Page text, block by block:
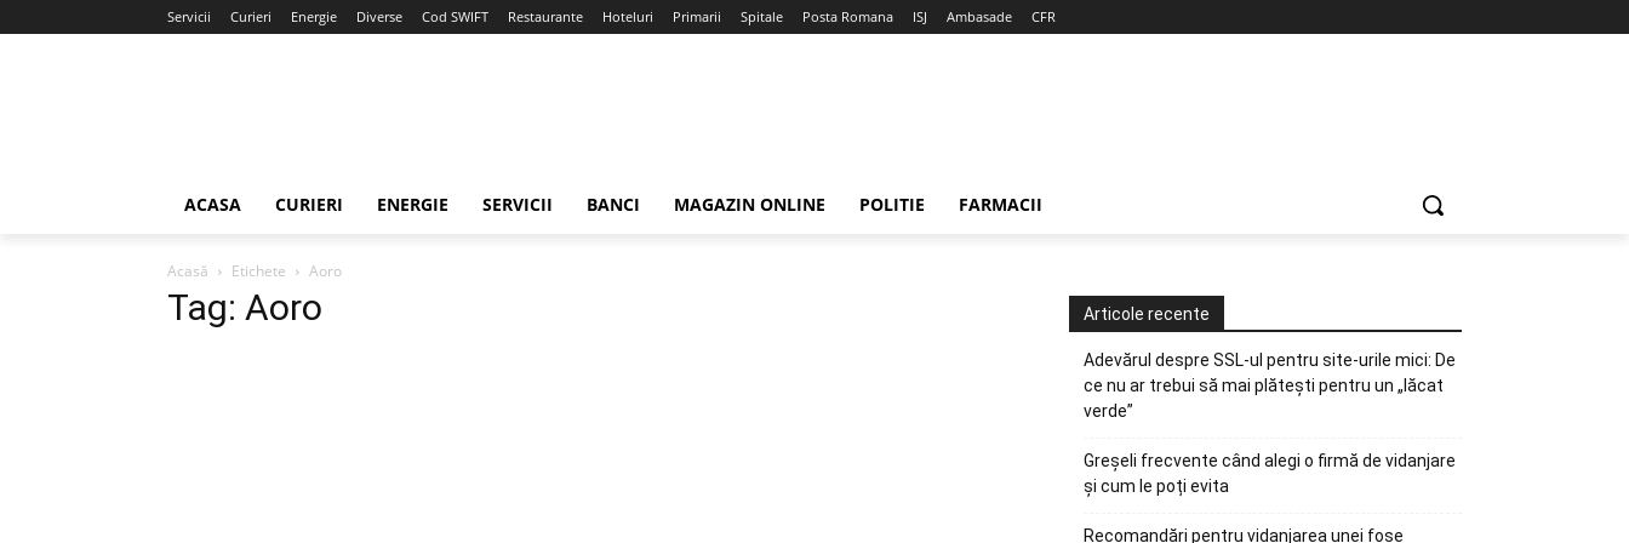
Servicii Curieri Energie Diverse Cod SWIFT Restaurante Hoteluri Primarii Spitale Posta Romana ISJ Ambasade CFR
ACASA CURIERI ENERGIE SERVICII BANCI MAGAZIN ONLINE POLITIE FARMACII
Acasă Etichete Aoro
Tag: Aoro Articole recente
Adevărul despre SSL-ul pentru site-urile mici: De
ce nu ar trebui să mai plătești pentru un „lăcat
verde”
Greșeli frecvente când alegi o firmă de vidanjare
și cum le poți evita
Recomandări pentru vidanjarea unei fose